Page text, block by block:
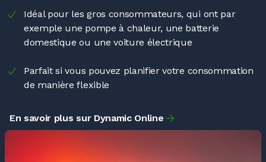
Idéal pour les gros consommateurs, qui ont par
exemple une pompe à chaleur, une batterie
domestique ou une voiture électrique
Parfait si vous pouvez planifier votre consommation
de manière flexible
En savoir plus sur Dynamic Online